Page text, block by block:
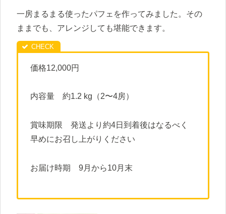
一房まるまる使ったパフェを作ってみました。その
ままでも、アレンジしても堪能できます。
価格12,000円
内容量 約1.2 kg（2〜4房）
賞味期限 発送より約4日到着後はなるべく
早めにお召し上がりください
お届け時期 9月から10月末